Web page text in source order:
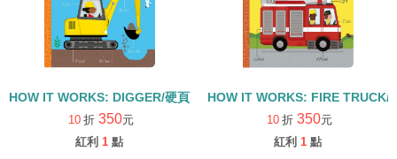
HOW IT WORKS: DIGGER/硬頁書
10 折 350元
紅利 1 點
HOW IT WORKS: FIRE TRUCK/
10 折 350元
紅利 1 點